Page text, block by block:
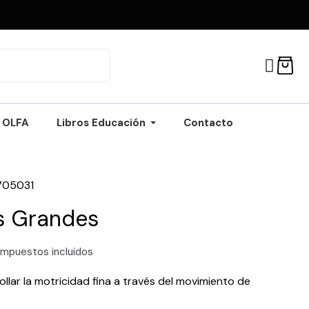
OLFA Libros Educación Contacto
Grandes
incluidos
la motricidad fina a través del movimiento de